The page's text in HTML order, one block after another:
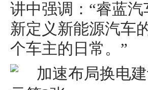
讲中强调：“睿蓝
新定义新能源汽车
个车主的日常。”